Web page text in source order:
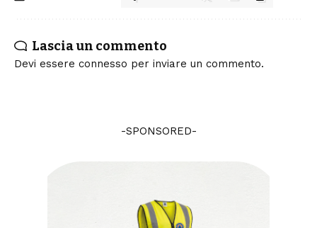
Lascia un commento
Devi essere connesso per inviare un commento.
-SPONSORED-